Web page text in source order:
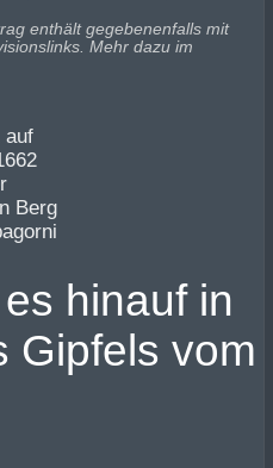
enthält gegebenenfalls mit
Mehr dazu im
auf
Berg
hinauf in
Gipfels vom